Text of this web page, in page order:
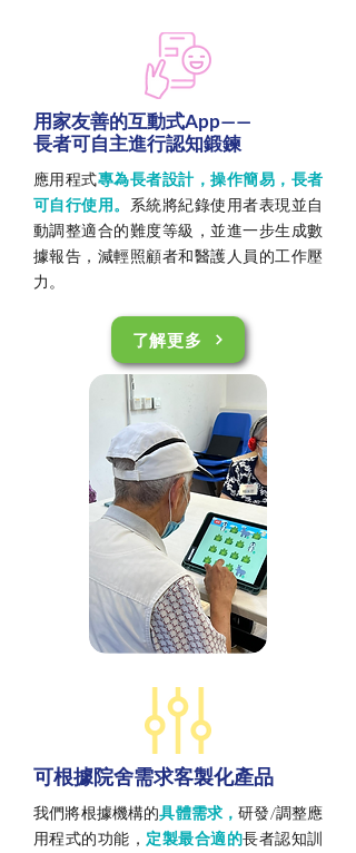
用家友善的互動式App——
長者可自主進行認知鍛鍊
應用程式專為長者設計，操作簡易，長者
可自行使用。 系統將紀錄使用者表現並自
動調整適合的難度等級，並進一步生成數
據報告，減輕照顧者和醫護人員的工作壓
力。
了解更多
可根據院舍需求客製化產品
我們將根據機構的具體需求，研發/調整應
用程式的功能， 定製最合適的長者認知訓